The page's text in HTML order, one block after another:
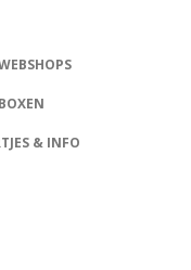
& INFO